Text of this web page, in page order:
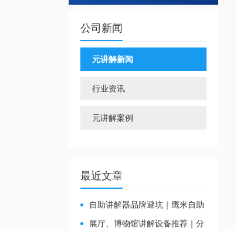
公司新闻
元讲解新闻
行业资讯
元讲解案例
最近文章
自助讲解器品牌避坑｜鹰米自助
讲解器，实测好用不踩雷
展厅、博物馆讲解设备推荐｜分